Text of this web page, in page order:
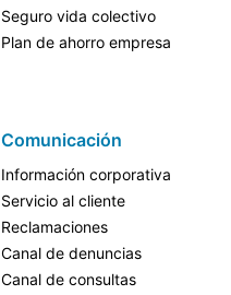
Seguro vida colectivo
Plan de ahorro empresa
Comunicación
Información corporativa
Servicio al cliente
Reclamaciones
Canal de denuncias
Canal de consultas